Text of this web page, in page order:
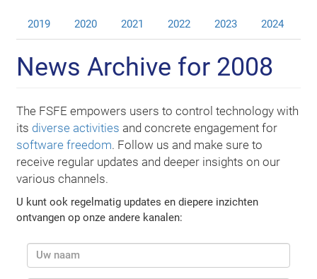
2019 2020 2021 2022 2023 2024
News Archive for 2008
The FSFE empowers users to control technology with
its diverse activities and concrete engagement for
software freedom. Follow us and make sure to
receive regular updates and deeper insights on our
various channels.
U kunt ook regelmatig updates en diepere inzichten
ontvangen op onze andere kanalen: